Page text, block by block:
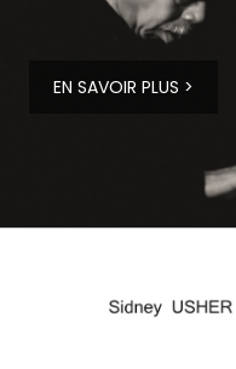
EN SAVOIR PLUS >